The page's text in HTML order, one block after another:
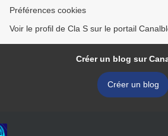
Préférences cookies
Voir le profil de Cla S sur le portail
Créer un blog sur
Créer un blog